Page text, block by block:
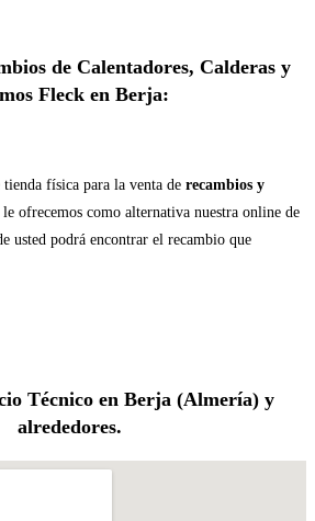
de Calentadores, Calderas y
Fleck en Berja:
física para la venta de recambios y
le ofrecemos como alternativa nuestra online de
usted podrá encontrar el recambio que
Técnico en Berja (Almería) y
alrededores.